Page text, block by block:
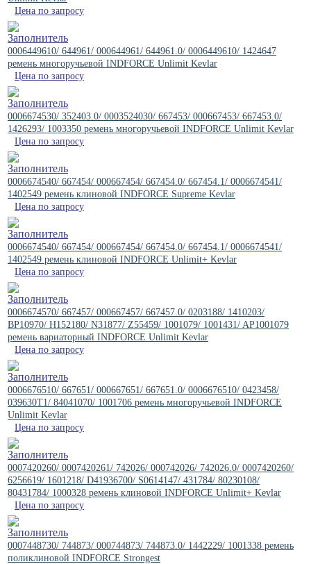
Цена по запросу
0006449610/ 644961/ 000644961/ 644961.0/ 0006449610/ 1424647
ремень многоручьевой INDFORCE Unlimit Kevlar
Цена по запросу
0006674530/ 352403.0/ 0003524030/ 667453/ 000667453/ 667453.0/
1426293/ 1003350 ремень многоручьевой INDFORCE Unlimit Kevlar
Цена по запросу
0006674540/ 667454/ 000667454/ 667454.0/ 667454.1/ 0006674541/
1402549 ремень клиновой INDFORCE Supreme Kevlar
Цена по запросу
0006674540/ 667454/ 000667454/ 667454.0/ 667454.1/ 0006674541/
1402549 ремень клиновой INDFORCE Unlimit+ Kevlar
Цена по запросу
0006674570/ 667457/ 000667457/ 667457.0/ 0203188/ 1410203/
BP10970/ H152180/ N31877/ Z55459/ 1001079/ 1001431/ AP1001079
ремень вариаторный INDFORCE Unlimit Kevlar
Цена по запросу
0006676510/ 667651/ 000667651/ 667651.0/ 0006676510/ 0423458/
039630T1/ 84041070/ 1001706 ремень многоручьевой INDFORCE
Unlimit Kevlar
Цена по запросу
0007420260/ 0007420261/ 742026/ 000742026/ 742026.0/ 0007420260/
6256619/ 1601218/ D41936700/ S0614147/ 431784/ 80230108/
80431784/ 1000328 ремень клиновой INDFORCE Unlimit+ Kevlar
Цена по запросу
0007448730/ 744873/ 000744873/ 744873.0/ 1442229/ 1001338 ремень
поликлиновой INDFORCE Strongest